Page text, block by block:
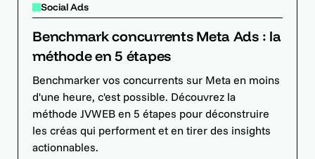
Social Ads
Benchmark concurrents Meta Ads : la
méthode en 5 étapes
Benchmarker vos concurrents sur Meta en moins
d'une heure, c'est possible. Découvrez la
méthode JVWEB en 5 étapes pour déconstruire
les créas qui performent et en tirer des insights
actionnables.